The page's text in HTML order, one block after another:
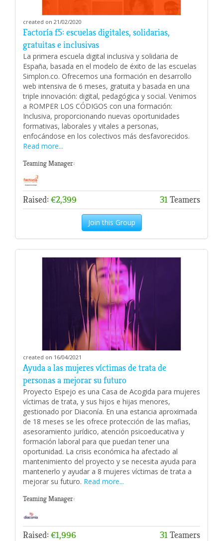
created on 21/02/2020
Factoría f5: escuelas digitales, solidarias,
gratuitas e inclusivas
La primera escuela digital inclusiva y solidaria de
España, basada en el modelo de éxito de las escuelas
Simplon.co. Ofrecemos una formación en desarrollo
web intensiva de 6 meses, gratuita y basada en una
triple innovación: digital, pedagógica y social. Venimos
a ROMPER LOS CÓDIGOS con una formación:
Inclusiva, proporcionando nuevas oportunidades
formativas, laborales y vitales a personas,
enfocándose en los colectivos más desfavorecidos.
Read more...
Teaming Manager:
Raised: €2,399 31Teamers
Join this Group
created on 16/04/2021
Ayuda a las mujeres víctimas de trata de
personas a mejorar su futuro
Proyecto Espejo es una Casa de Acogida para mujeres
víctimas de trata, y sus hijos e hijas menores,
gestionado por Diaconía. En una estancia aproximada
de 18 meses se les ofrece protección de las mafias,
asesoramiento jurídico, atención psicoeducativa y
formación laboral para que puedan tener una
oportunidad. La crisis económica ha afectado al
mantenimiento del proyecto y se necesita ayuda para
mantenerlo y ayudar a 8 mujeres víctimas de trata a
mejorar su futuro. Read more...
Teaming Manager:
Raised: €1,996 31Teamers